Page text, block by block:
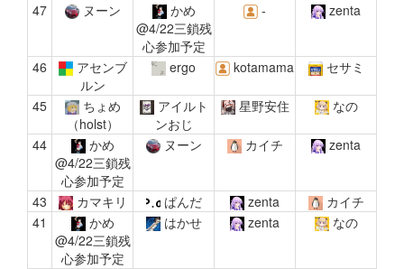
47
ヌーン
かめ
@4/22三鎖残
心参加予定
- zenta
46
アセンブ
ルン
ergo kotamama セサミ
45
ちょめ
（holst）
アイルト
ンおじ
星野安住 なの
44
かめ
@4/22三鎖残
心参加予定
ヌーン カイチ zenta
43 カマキリ ぱんだ zenta
カイチ
41
かめ
@4/22三鎖残
心参加予定
はかせ zenta なの